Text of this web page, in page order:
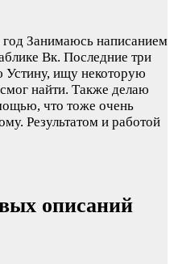
Занимаюсь написанием
Вк. Последние три
ищу некоторую
найти. Также делаю
что тоже очень
Результатом и работой
описаний